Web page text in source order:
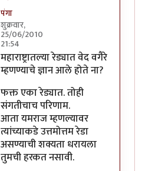
पंगा
शुक्रवार,
25/06/2010
21:54
In reply toएक शंकाbyसहज
महाराष्ट्रातल्या रेड्यात वेद वगैरे
म्हणण्याचे ज्ञान आले होते ना?
फक्त एका रेड्यात. तोही
संगतीचाच परिणाम.
आता यमराज म्हणल्यावर
त्यांच्याकडे उत्तमोत्तम रेडा
असण्याची शक्यता धरायला
तुमची हरकत नसावी.